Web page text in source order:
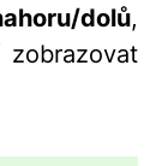
dolů,
zobrazovat